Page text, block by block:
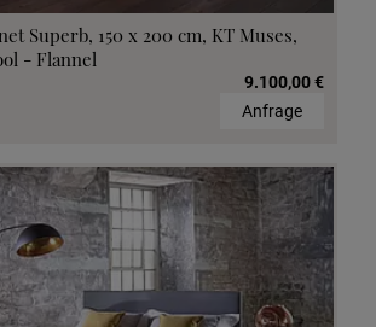
Superb, 150 x 200 cm, KT Muses,
- Flannel
9.100,00 €
Anfrage